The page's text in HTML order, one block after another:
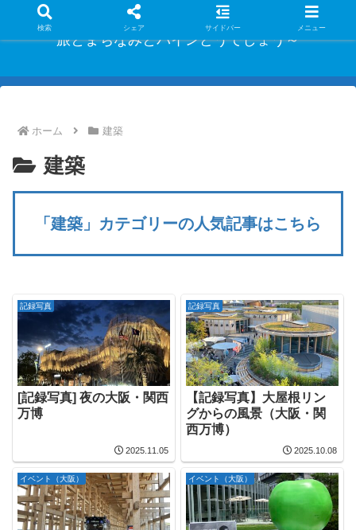
旅とまちなみとパインどうでしょう～
ホーム 建築
建築
「建築」カテゴリーの人気記事はこちら
記録写真
[記録写真] 夜の大阪・関西
万博
2025.11.05
記録写真
【記録写真】大屋根リン
グからの風景（大阪・関
西万博）
2025.10.08
イベント（大阪） イベント（大阪）
検索 シェア サイドバー メニュー